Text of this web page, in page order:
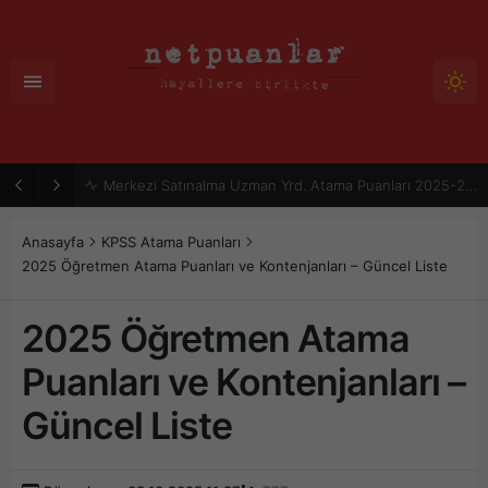
Anasayfa
KPSS Atama Puanları
2025 Öğretmen Atama Puanları ve Kontenjanları – Güncel Liste
2025 Öğretmen Atama
Puanları ve Kontenjanları –
Güncel Liste